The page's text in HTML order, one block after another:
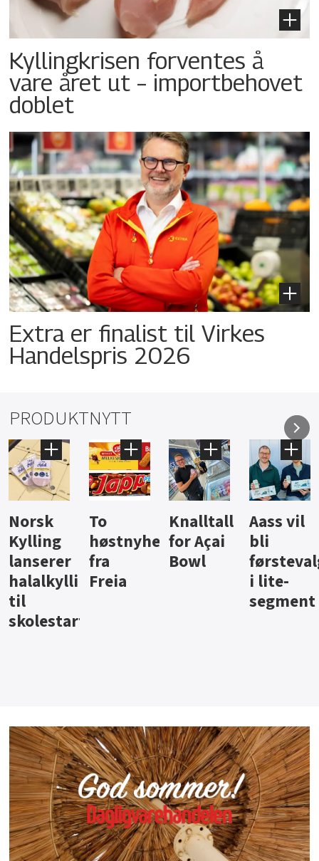
Kyllingkrisen forventes å
vare året ut – importbehovet
doblet
Extra er finalist til Virkes
Handelspris 2026
PRODUKTNYTT
Knalltall
for Açai
Bowl
Aass vil
bli
førstevalg
i lite-
Brus og
jus fra
Berentsen
Hard
iste fra
Hansa